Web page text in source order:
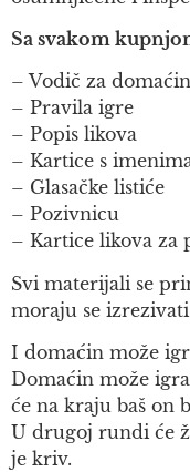
Sa svakom
– Vodič za
– Pravila igre
– Popis likova
– Kartice s
– Glasačke listiće
– Pozivnicu
– Kartice likova za
Svi materijali se
moraju se
I domaćin može
Domaćin može
će na kraju baš on
U drugoj rundi će
je kriv.